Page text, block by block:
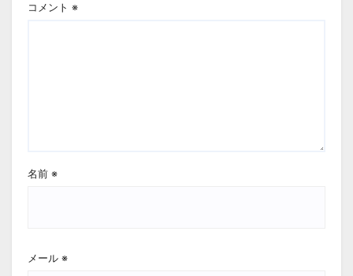
コメント ※
名前 ※
メール ※